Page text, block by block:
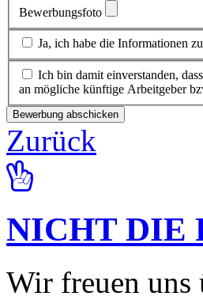
Bewerbungsfoto
Ja, ich habe die Informationen
Ich bin damit einverstanden,
an mögliche künftige Arbeitgeber
Bewerbung abschicken
Zurück
NICHT DIE
Wir freuen uns